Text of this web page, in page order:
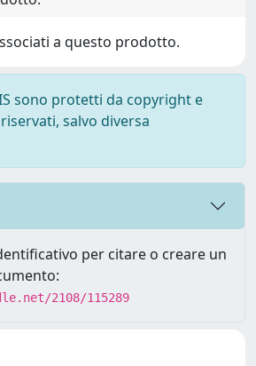
a questo prodotto.
sono protetti da copyright e
salvo diversa
per citare o creare un
2108/115289